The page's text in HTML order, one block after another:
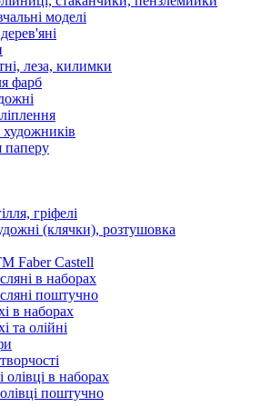
моделі
леза, килимки
фарб
паперу
гріфелі
(клячки), розтушовка
Faber Castell
в наборах
поштучно
в наборах
та олійні
олівці в наборах
поштучно